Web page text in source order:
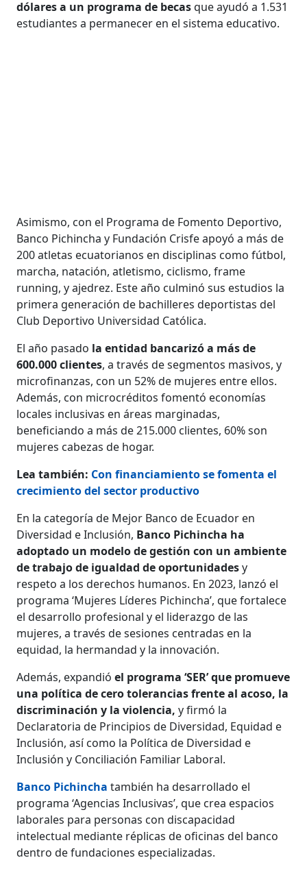
dólares a un programa de becasque ayudó a 1.531
estudiantes a permanecer en el sistema educativo.
Asimismo, con el Programa de Fomento Deportivo,
Banco Pichincha y Fundación Crisfe apoyó a más de
200 atletas ecuatorianos en disciplinas como fútbol,
marcha, natación, atletismo, ciclismo, frame
running, y ajedrez. Este año culminó sus estudios la
primera generación de bachilleres deportistas del
Club Deportivo Universidad Católica.
El año pasado la entidad bancarizó a más de
600.000 clientes, a través de segmentos masivos, y
microfinanzas, con un 52% de mujeres entre ellos.
Además, con microcréditos fomentó economías
locales inclusivas en áreas marginadas,
beneficiando a más de 215.000 clientes, 60% son
mujeres cabezas de hogar.
Lea también: Con financiamiento se fomenta el
crecimiento del sector productivo
En la categoría de Mejor Banco de Ecuador en
Diversidad e Inclusión, Banco Pichincha ha
adoptado un modelo de gestión con un ambiente
de trabajo de igualdad de oportunidadesy
respeto a los derechos humanos. En 2023, lanzó el
programa ‘Mujeres Líderes Pichincha’, que fortalece
el desarrollo profesional y el liderazgo de las
mujeres, a través de sesiones centradas en la
equidad, la hermandad y la innovación.
Además, expandióel programa ‘SER’ que promueve
una política de cero tolerancias frente al acoso, la
discriminación y la violencia,y firmó la
Declaratoria de Principios de Diversidad, Equidad e
Inclusión, así como la Política de Diversidad e
Inclusión y Conciliación Familiar Laboral.
Banco Pichincha también ha desarrollado el
programa ‘Agencias Inclusivas’, que crea espacios
laborales para personas con discapacidad
intelectual mediante réplicas de oficinas del banco
dentro de fundaciones especializadas.